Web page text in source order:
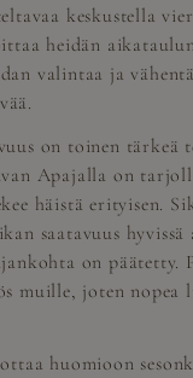
keskustella
heidän
valintaa ja
on toinen tärkeä
Apajalla on
häistä erityisen.
saatavuus
on päätetty.
muille, joten nopea
huomioon